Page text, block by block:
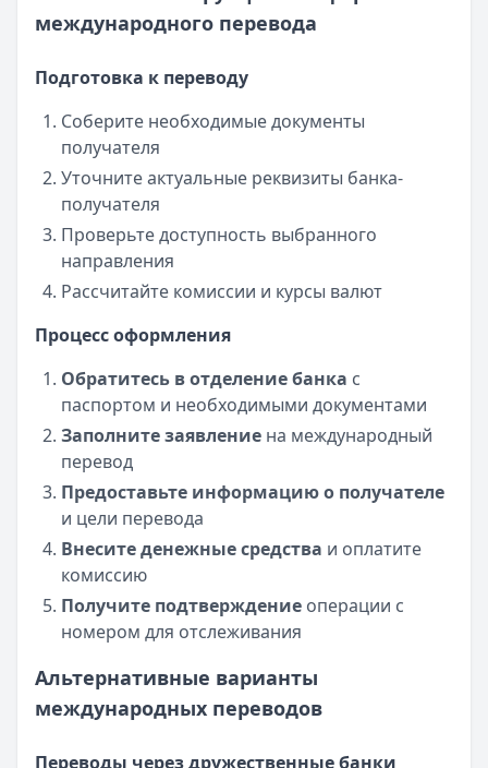
международного перевода
Подготовка к переводу
Соберите необходимые документы
получателя
Уточните актуальные реквизиты банка-
получателя
Проверьте доступность выбранного
направления
Рассчитайте комиссии и курсы валют
Процесс оформления
Обратитесь в отделение банка с
паспортом и необходимыми документами
Заполните заявление на международный
перевод
Предоставьте информацию о получателе
и цели перевода
Внесите денежные средства и оплатите
комиссию
Получите подтверждение операции с
номером для отслеживания
Альтернативные варианты
международных переводов
Переводы через дружественные банки